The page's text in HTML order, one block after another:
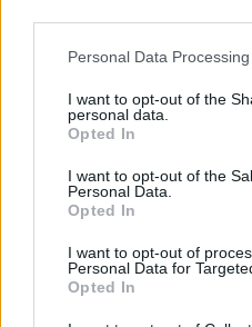
Please note that this website/
not limited to your visit or
grant or deny consent to
use your data for below
consent section.
Personal Data
I want to opt-out of the
personal data.
Opted In
I want to opt-out of the
Personal Data.
Opted In
I want to opt-out of
Personal Data for
Opted In
A The Floor májusban tért